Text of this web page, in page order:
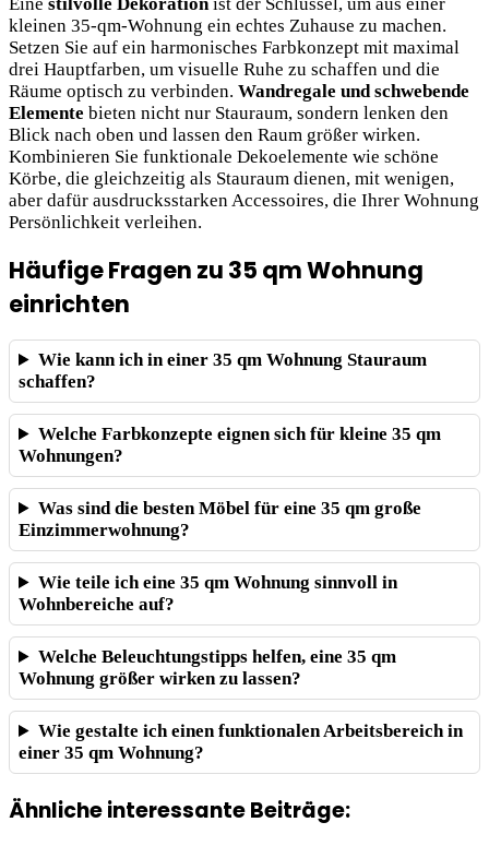
kleinen 35-qm-Wohnung ein echtes Zuhause zu machen.
Setzen Sie auf ein harmonisches Farbkonzept mit maximal
drei Hauptfarben, um visuelle Ruhe zu schaffen und die
Räume optisch zu verbinden. Wandregale und schwebende
Elemente bieten nicht nur Stauraum, sondern lenken den
Blick nach oben und lassen den Raum größer wirken.
Kombinieren Sie funktionale Dekoelemente wie schöne
Körbe, die gleichzeitig als Stauraum dienen, mit wenigen,
aber dafür ausdrucksstarken Accessoires, die Ihrer Wohnung
Persönlichkeit verleihen.
Häufige Fragen zu 35 qm Wohnung
einrichten
Wie kann ich in einer 35 qm Wohnung Stauraum
schaffen?
Welche Farbkonzepte eignen sich für kleine 35 qm
Wohnungen?
Was sind die besten Möbel für eine 35 qm große
Einzimmerwohnung?
Wie teile ich eine 35 qm Wohnung sinnvoll in
Wohnbereiche auf?
Welche Beleuchtungstipps helfen, eine 35 qm
Wohnung größer wirken zu lassen?
Wie gestalte ich einen funktionalen Arbeitsbereich in
einer 35 qm Wohnung?
Ähnliche interessante Beiträge: